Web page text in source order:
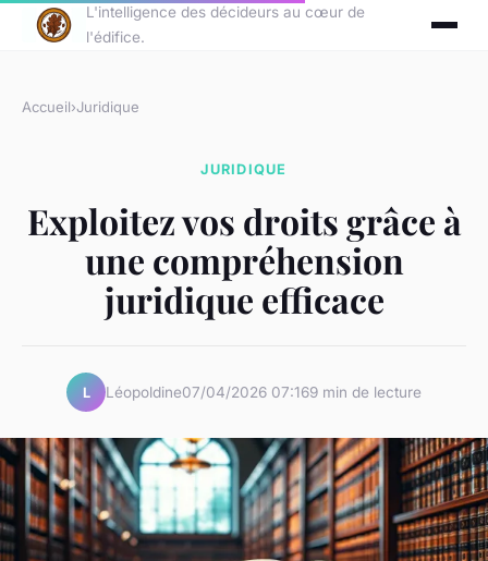
L'intelligence des décideurs au cœur de
l'édifice.
Accueil›Juridique
JURIDIQUE
Exploitez vos droits grâce à
une compréhension
juridique efficace
L Léopoldine07/04/2026 07:169 min de lecture